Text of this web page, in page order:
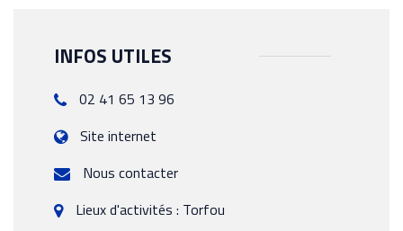
INFOS UTILES
02 41 65 13 96
Site internet
Nous contacter
Lieux d'activités : Torfou